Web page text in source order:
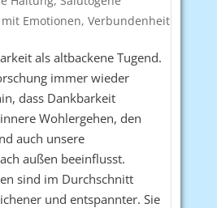
Emotionen, Verbundenheit
als altbackene Tugend.
immer wieder
dass Dankbarkeit
Wohlergehen, den
auch unsere
außen beeinflusst.
sind im Durchschnitt
und entspannter. Sie